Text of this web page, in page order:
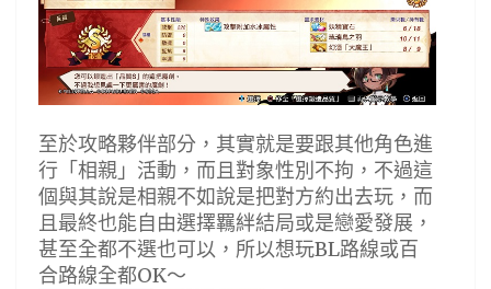
至於攻略夥伴部分，其實就是要跟其他角色進
行「相親」活動，而且對象性別不拘，不過這
個與其說是相親不如說是把對方約出去玩，而
且最終也能自由選擇羈絆結局或是戀愛發展，
甚至全都不選也可以，所以想玩BL路線或百
合路線全都OK～